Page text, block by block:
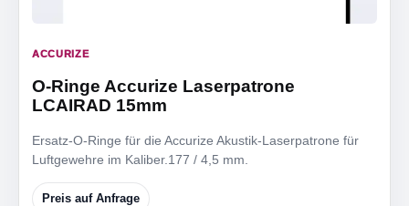
ACCURIZE
O-Ringe Accurize Laserpatrone
LCAIRAD 15mm
Ersatz-O-Ringe für die Accurize Akustik-Laserpatrone für
Luftgewehre im Kaliber.177 / 4,5 mm.
Preis auf Anfrage